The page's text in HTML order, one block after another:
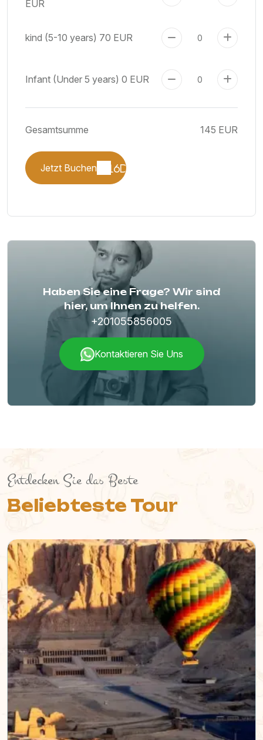
EUR
kind (5-10 years) 70 EUR
Infant (Under 5 years) 0 EUR
Gesamtsumme 145 EUR
Jetzt Buchen
Haben Sie eine Frage? Wir sind
hier, um Ihnen zu helfen.
+201055856005
Kontaktieren Sie Uns
Entdecken Sie das Beste
Beliebteste Tour